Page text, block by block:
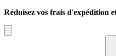
Réduisez vos frais d'expédition